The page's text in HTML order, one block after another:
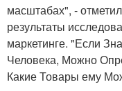
масштабах", -
результаты
маркетинге. "Если
Человека, Можно
Какие Товары ему